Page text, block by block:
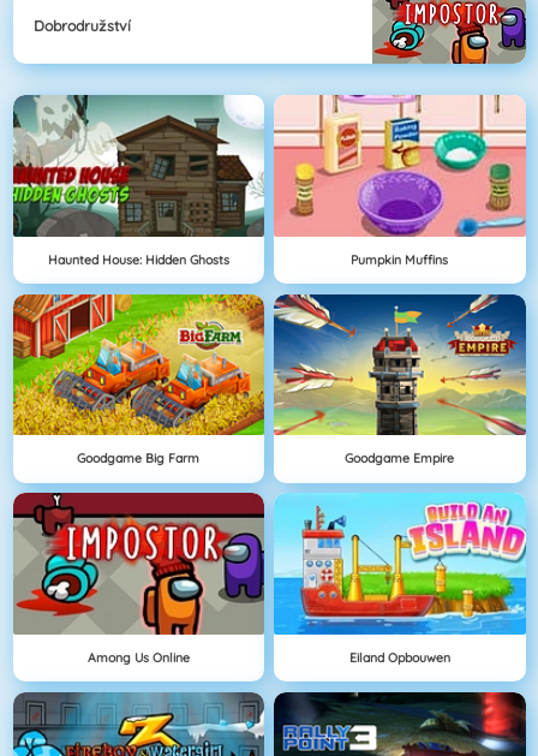
Dobrodružství
Haunted House: Hidden Ghosts Pumpkin Muffins
Goodgame Big Farm Goodgame Empire
Among Us Online Eiland Opbouwen